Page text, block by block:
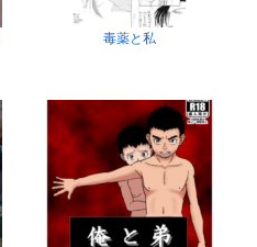
毒薬と私